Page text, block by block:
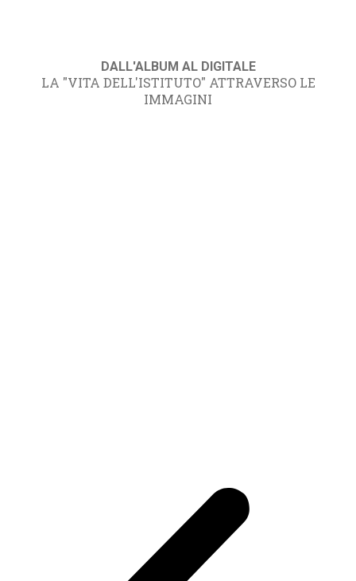
DALL'ALBUM AL DIGITALE
LA "VITA DELL'ISTITUTO" ATTRAVERSO LE
IMMAGINI